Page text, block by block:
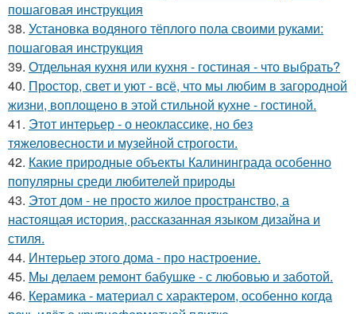
пошаговая инструкция
38. Установка водяного тёплого пола своими руками:
пошаговая инструкция
39. Отдельная кухня или кухня - гостиная - что выбрать?
40. Простор, свет и уют - всё, что мы любим в загородной
жизни, воплощено в этой стильной кухне - гостиной.
41. Этот интерьер - о неоклассике, но без
тяжеловесности и музейной строгости.
42. Какие природные объекты Калининграда особенно
популярны среди любителей природы
43. Этот дом - не просто жилое пространство, а
настоящая история, рассказанная языком дизайна и
стиля.
44. Интерьер этого дома - про настроение.
45. Мы делаем ремонт бабушке - с любовью и заботой.
46. Керамика - материал с характером, особенно когда